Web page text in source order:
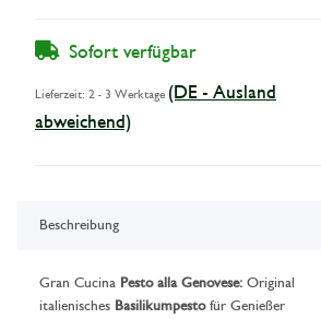
Sofort verfügbar
Lieferzeit: 2 - 3 Werktage (DE - Ausland
abweichend)
Beschreibung
Gran Cucina Pesto alla Genovese: Original
italienisches Basilikumpestofür Genießer